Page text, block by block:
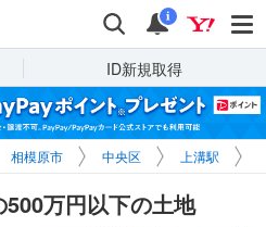
検索 通知
i
ID新規取得
相模原市 中央区 上溝駅
万円以下の土地